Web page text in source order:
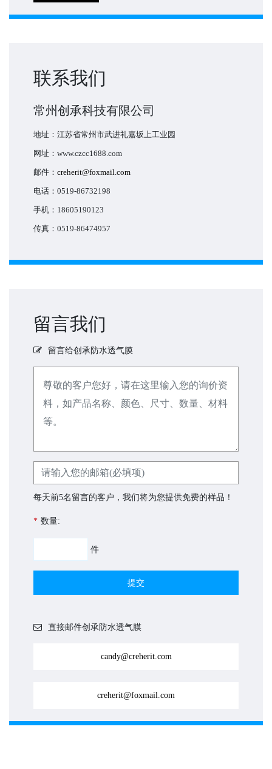
联系我们
常州创承科技有限公司
地址：江苏省常州市武进礼嘉坂上工业园
网址：www.czcc1688.com
邮件： creherit@foxmail.com
电话：0519-86732198
手机：18605190123
传真：0519-86474957
留言我们
留言给创承防水透气膜
每天前5名留言的客户，我们将为您提供免费的样品！
* 数量:
件
提交
直接邮件创承防水透气膜
candy@creherit.com
creherit@foxmail.com